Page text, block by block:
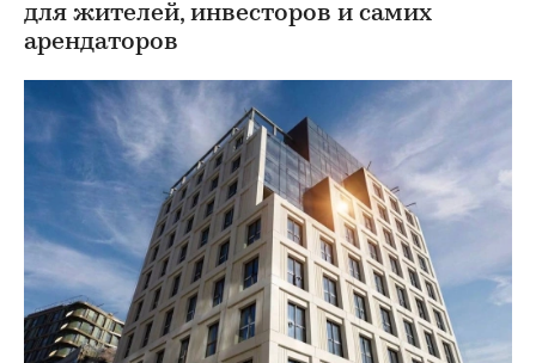
для жителей, инвесторов и самих
арендаторов